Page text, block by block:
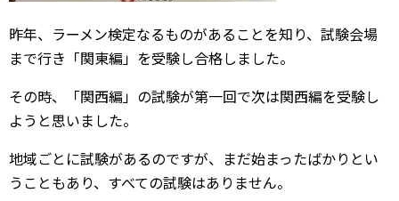
昨年、ラーメン検定なるものがあることを知り、試験会場
まで行き「関東編」を受験し合格しました。
その時、「関西編」の試験が第一回で次は関西編を受験し
ようと思いました。
地域ごとに試験があるのですが、まだ始まったばかりとい
うこともあり、すべての試験はありません。